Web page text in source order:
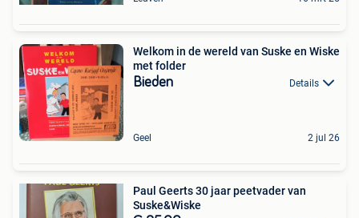
Welkom in de wereld van Suske en Wiske
met folder
Bieden Details
Geel 2 jul 26
Paul Geerts 30 jaar peetvader van
Suske&Wiske